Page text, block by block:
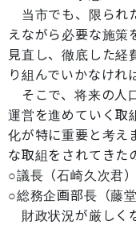
当市でも、限られ
えながら必要な施策
見直し、徹底した経
り組んでいかなけれ
そこで、将来の人
運営を進めていく取
化が特に重要と考え
な取組をされてきた
○議長（石崎久次
○総務企画部長（藤
財政状況が厳しく